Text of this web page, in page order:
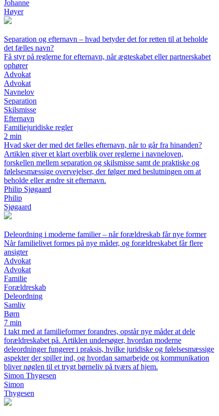
Johanne
Høyer
Separation og efternavn – hvad betyder det for retten til at beholde
det fælles navn?
Få styr på reglerne for efternavn, når ægteskabet eller partnerskabet
ophører
Advokat
Advokat
Navnelov
Separation
Skilsmisse
Efternavn
Familiejuridiske regler
2 min
Hvad sker der med det fælles efternavn, når to går fra hinanden?
Artiklen giver et klart overblik over reglerne i navneloven,
forskellen mellem separation og skilsmisse samt de praktiske og
følelsesmæssige overvejelser, der følger med beslutningen om at
beholde eller ændre sit efternavn.
Philip Sjøgaard
Philip
Sjøgaard
Deleordning i moderne familier – når forældreskab får nye former
Når familielivet formes på nye måder, og forældreskabet får flere
ansigter
Advokat
Advokat
Familie
Forældreskab
Deleordning
Samliv
Børn
7 min
I takt med at familieformer forandres, opstår nye måder at dele
forældreskabet på. Artiklen undersøger, hvordan moderne
deleordninger fungerer i praksis, hvilke juridiske og følelsesmæssige
aspekter der spiller ind, og hvordan samarbejde og kommunikation
bliver nøglen til et trygt børneliv på tværs af hjem.
Simon Thygesen
Simon
Thygesen